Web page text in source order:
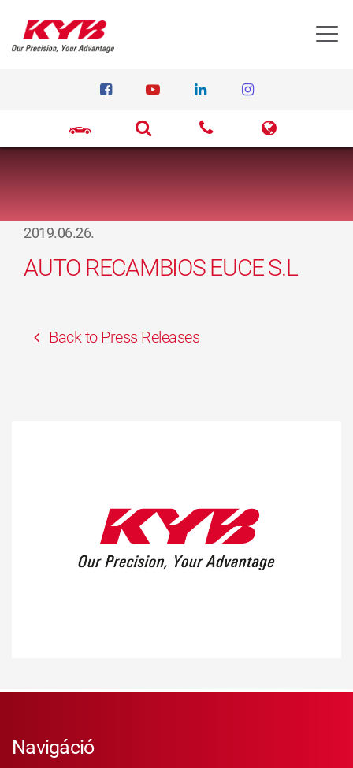
2019.06.26.
AUTO RECAMBIOS EUCE S.L
Back to Press Releases
Navigáció